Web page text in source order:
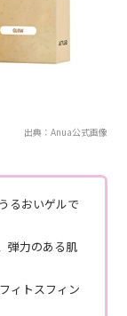
出典：Anua公式画像
るおいゲルで
弾力のある肌
ィトスフィン